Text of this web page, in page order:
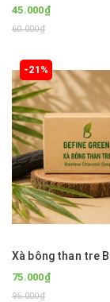
45.000₫
60.000₫
-21%
75.000₫
95.000₫